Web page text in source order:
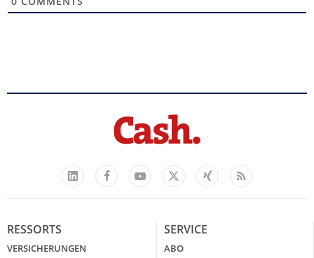
LinkedIn
FacebookYouTube
X
Xing Feed
RESSORTS
VERSICHERUNGEN
SERVICE
ABO